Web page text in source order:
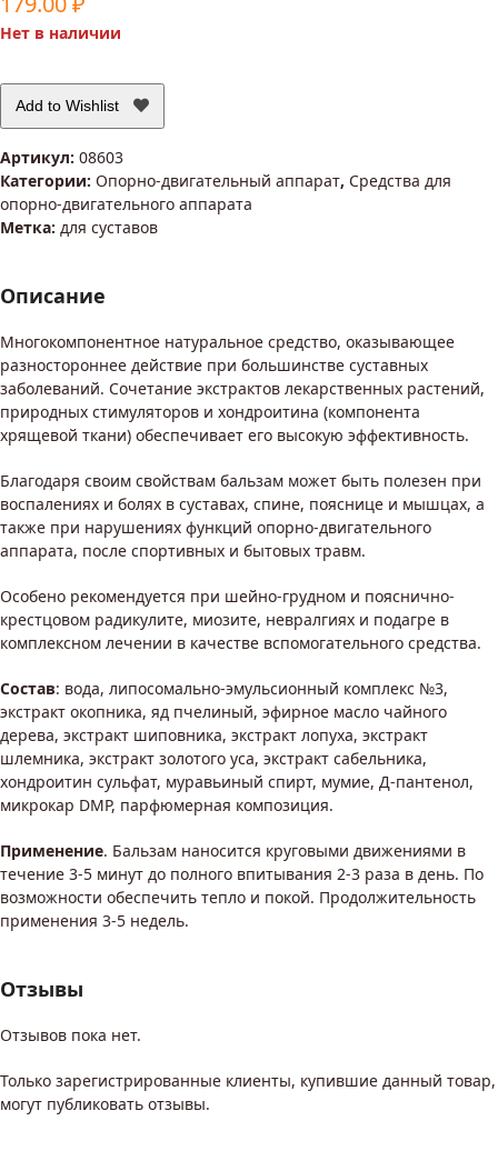
5
Нет в наличии
Add to Wishlist
Артикул: 08603
Категории: Опорно-двигательный аппарат, Средства для
опорно-двигательного аппарата
Метка: для суставов
Описание
Многокомпонентное натуральное средство, оказывающее
разностороннее действие при большинстве суставных
заболеваний. Сочетание экстрактов лекарственных растений,
природных стимуляторов и хондроитина (компонента
хрящевой ткани) обеспечивает его высокую эффективность.
Благодаря своим свойствам бальзам может быть полезен при
воспалениях и болях в суставах, спине, пояснице и мышцах, а
также при нарушениях функций опорно-двигательного
аппарата, после спортивных и бытовых травм.
Особено рекомендуется при шейно-грудном и пояснично-
крестцовом радикулите, миозите, невралгиях и подагре в
комплексном лечении в качестве вспомогательного средства.
Состав: вода, липосомально-эмульсионный комплекс №3,
экстракт окопника, яд пчелиный, эфирное масло чайного
дерева, экстракт шиповника, экстракт лопуха, экстракт
шлемника, экстракт золотого уса, экстракт сабельника,
хондроитин сульфат, муравьиный спирт, мумие, Д-пантенол,
микрокар DMP, парфюмерная композиция.
Применение. Бальзам наносится круговыми движениями в
течение 3-5 минут до полного впитывания 2-3 раза в день. По
возможности обеспечить тепло и покой. Продолжительность
применения 3-5 недель.
Отзывы
Отзывов пока нет.
Только зарегистрированные клиенты, купившие данный товар,
могут публиковать отзывы.